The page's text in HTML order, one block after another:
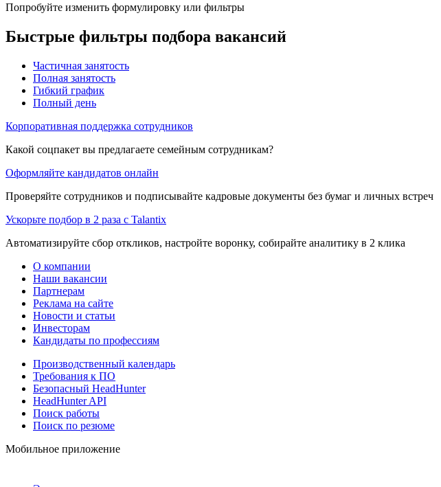
Попробуйте изменить формулировку или фильтры
Быстрые фильтры подбора вакансий
Частичная занятость
Полная занятость
Гибкий график
Полный день
Корпоративная поддержка сотрудников
Какой соцпакет вы предлагаете семейным сотрудникам?
Оформляйте кандидатов онлайн
Проверяйте сотрудников и подписывайте кадровые документы без бумаг и личных встреч
Ускорьте подбор в 2 раза с Talantix
Автоматизируйте сбор откликов, настройте воронку, собирайте аналитику в 2 клика
О компании
Наши вакансии
Партнерам
Реклама на сайте
Новости и статьи
Инвесторам
Кандидаты по профессиям
Производственный календарь
Требования к ПО
Безопасный HeadHunter
HeadHunter API
Поиск работы
Поиск по резюме
Мобильное приложение